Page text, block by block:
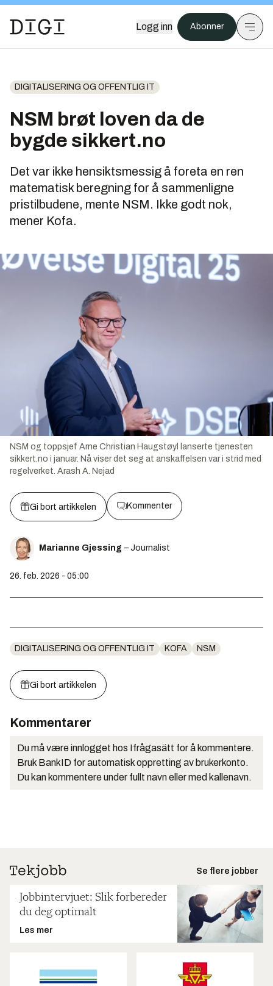
Logg inn Abonner
DIGITALISERING OG OFFENTLIG IT
NSM brøt loven da de
bygde sikkert.no
Det var ikke hensiktsmessig å foreta en ren
matematisk beregning for å sammenligne
pristilbudene, mente NSM. Ikke godt nok,
mener Kofa.
NSM og toppsjef Arne Christian Haugstøyl lanserte tjenesten
sikkert.no i januar. Nå viser det seg at anskaffelsen var i strid med
regelverket. Arash A. Nejad
Gi bort artikkelen Kommenter
Marianne Gjessing – Journalist
26. feb. 2026 - 05:00
DIGITALISERING OG OFFENTLIG IT KOFA NSM
Gi bort artikkelen
Kommentarer
Du må være innlogget hos Ifrågasätt for å kommentere.
Bruk BankID for automatisk oppretting av brukerkonto.
Du kan kommentere under fullt navn eller med kallenavn.
Se flere jobber
Jobbintervjuet: Slik forbereder
du deg optimalt
Les mer